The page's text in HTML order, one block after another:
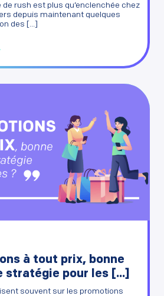
de rush est plus qu’enclenchée chez
depuis maintenant quelques
des [...]
à tout prix, bonne
stratégie pour les [...]
souvent sur les promotions